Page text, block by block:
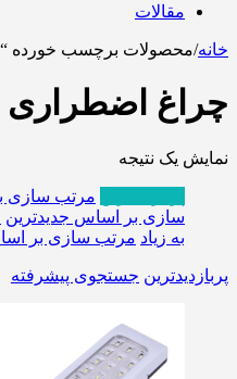
مقالات
خانه/محصولات برچسب خورده
چراغ
نمایش یک نتیجه
مرتب سازی
سازی بر اساس جدیدترین
به زیاد مرتب سازی بر
پربازدیدترین جستجوی پیشرفته